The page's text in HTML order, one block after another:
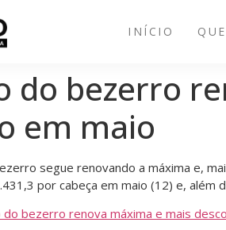
INÍCIO
do bezerro
em maio
segue renovando a máxima e,
por cabeça em maio (12) e,
do bezerro renova máxima e mais